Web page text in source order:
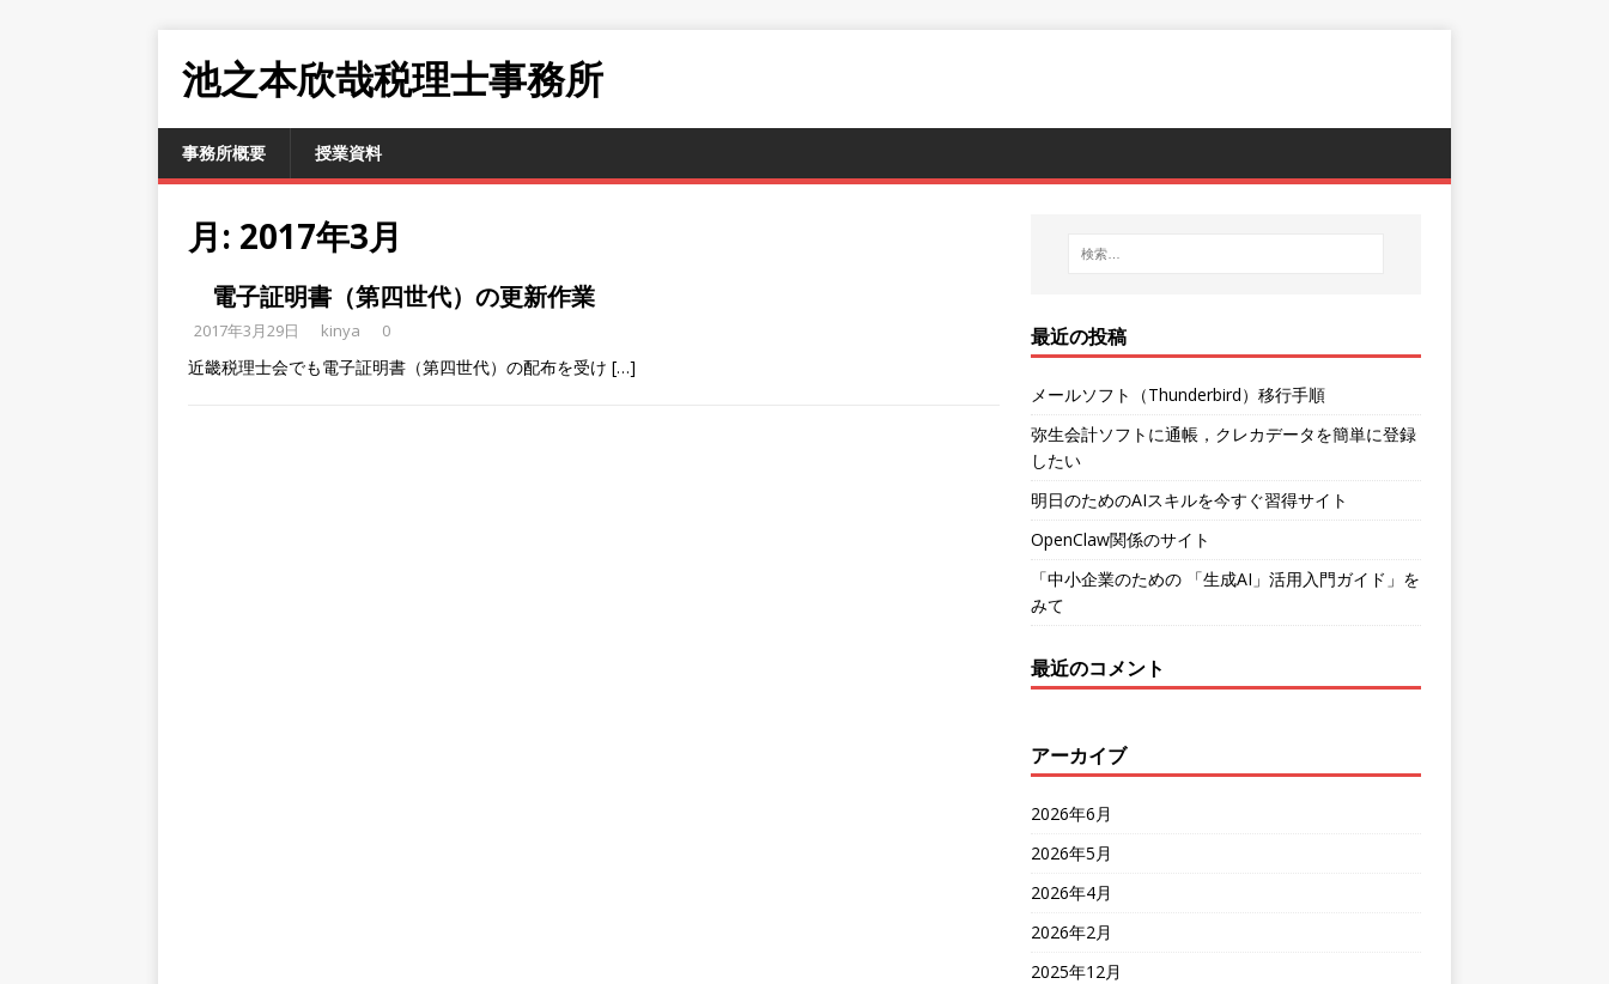
池之本欣哉税理士事務所
事務所概要 授業資料
月: 2017年3月
電子証明書（第四世代）の更新作業
2017年3月29日 kinya 0
近畿税理士会でも電子証明書（第四世代）の配布を受け […]
最近の投稿
メールソフト（Thunderbird）移行手順
弥生会計ソフトに通帳，クレカデータを簡単に登録
したい
明日のためのAIスキルを今すぐ習得サイト
OpenClaw関係のサイト
「中小企業のための 「生成AI」活用入門ガイド」を
みて
最近のコメント
アーカイブ
2026年6月
2026年5月
2026年4月
2026年2月
2025年12月